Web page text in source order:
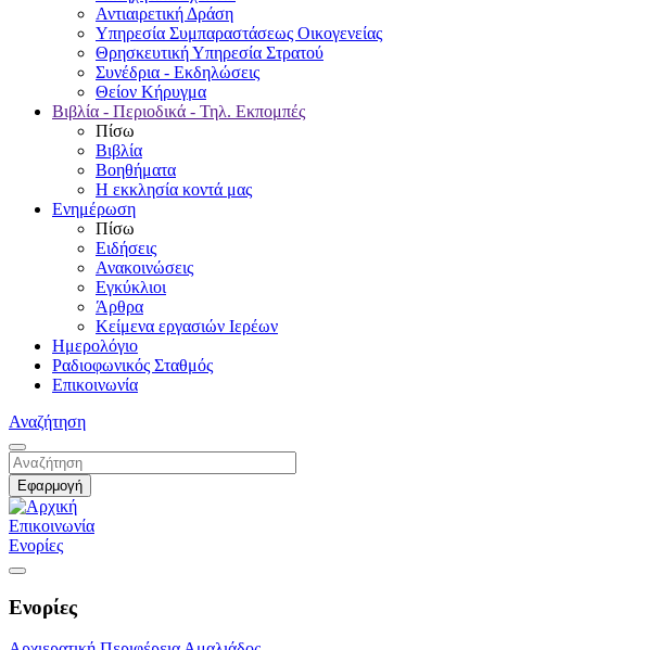
Αντιαιρετική Δράση
Υπηρεσία Συμπαραστάσεως Οικογενείας
Θρησκευτική Υπηρεσία Στρατού
Συνέδρια - Εκδηλώσεις
Θείον Κήρυγμα
Βιβλία - Περιοδικά - Τηλ. Εκπομπές
Πίσω
Βιβλία
Βοηθήματα
Η εκκλησία κοντά μας
Ενημέρωση
Πίσω
Ειδήσεις
Ανακοινώσεις
Εγκύκλιοι
Άρθρα
Κείμενα εργασιών Ιερέων
Ημερολόγιο
Ραδιοφωνικός Σταθμός
Επικοινωνία
Αναζήτηση
Επικοινωνία
Ενορίες
Ενορίες